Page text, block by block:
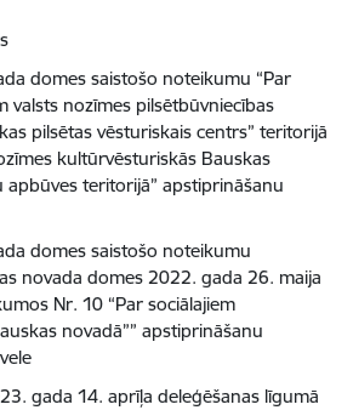
domes saistošo noteikumu “Par
valsts nozīmes pilsētbūvniecības
pilsētas vēsturiskais centrs” teritorijā
kultūrvēsturiskās Bauskas
apbūves teritorijā” apstiprināšanu
domes saistošo noteikumu
novada domes 2022. gada 26. maija
Nr. 10 “Par sociālajiem
novadā”” apstiprināšanu
gada 14. aprīļa deleģēšanas līgumā